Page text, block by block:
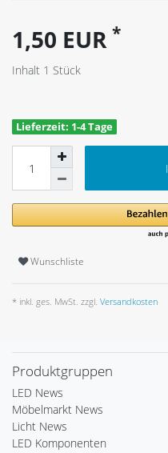
1,50 EUR *
Inhalt 1 Stück
Lieferzeit: 1-4 Tage
Wunschliste
* inkl. ges. MwSt. zzgl. Versandkosten
Produktgruppen
LED News
Möbelmarkt News
Licht News
LED Komponenten